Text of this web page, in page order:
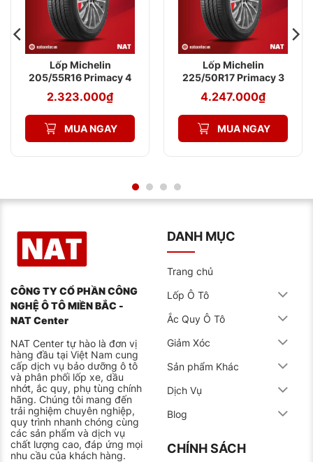
Lốp Michelin
205/55R16 Primacy 4
ST
2.323.000₫
MUA NGAY
Lốp Michelin
225/50R17 Primacy 3
ZP MOE
4.247.000₫
MUA NGAY
CÔNG TY CỔ PHẦN CÔNG
NGHỆ Ô TÔ MIỀN BẮC -
NAT Center
NAT Center tự hào là đơn vị
hàng đầu tại Việt Nam cung
cấp dịch vụ bảo dưỡng ô tô
và phân phối lốp xe, dầu
nhớt, ắc quy, phụ tùng chính
hãng. Chúng tôi mang đến
trải nghiệm chuyên nghiệp,
quy trình nhanh chóng cùng
các sản phẩm và dịch vụ
chất lượng cao, đáp ứng mọi
nhu cầu của khách hàng.
DANH MỤC
Trang chủ
Lốp Ô Tô
Ắc Quy Ô Tô
Giảm Xóc
Sản phẩm Khác
Dịch Vụ
Blog
CHÍNH SÁCH